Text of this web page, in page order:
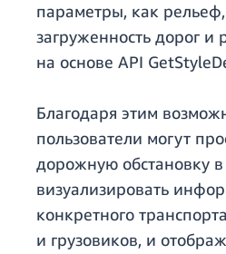
параметры, как
загруженность дорог и
на основе API
Благодаря этим
пользователи могут
дорожную обстановку
визуализировать
конкретного
и грузовиков, и